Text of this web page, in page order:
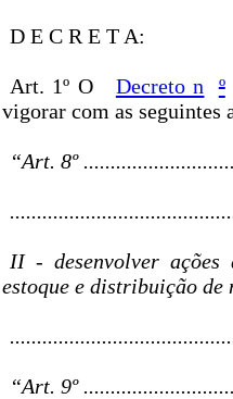
D E C R E T A:
Art. 1º O Decreto n º
vigorar com as seguintes
“Art. 8º
II - desenvolver ações
estoque e distribuição de
“Art. 9º